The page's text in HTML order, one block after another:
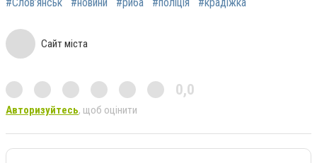
Сайт міста
0,0
Авторизуйтесь, щоб оцінити